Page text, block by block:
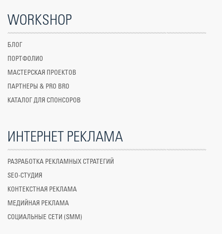
WORKSHOP
БЛОГ
ПОРТФОЛИО
МАСТЕРСКАЯ ПРОЕКТОВ
ПАРТНЕРЫ & PRO BRO
КАТАЛОГ ДЛЯ СПОНСОРОВ
ИНТЕРНЕТ РЕКЛАМА
РАЗРАБОТКА РЕКЛАМНЫХ СТРАТЕГИЙ
SEO-СТУДИЯ
КОНТЕКСТНАЯ РЕКЛАМА
МЕДИЙНАЯ РЕКЛАМА
СОЦИАЛЬНЫЕ СЕТИ (SMM)